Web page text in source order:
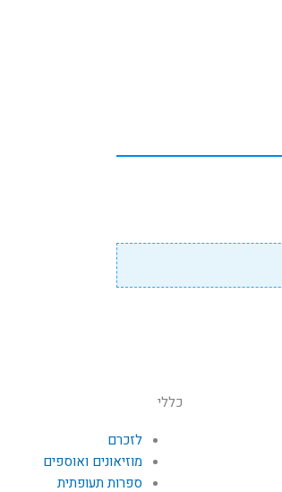
כללי
לזכרם
מוזיאונים ואוספים
ספרות תעופתית